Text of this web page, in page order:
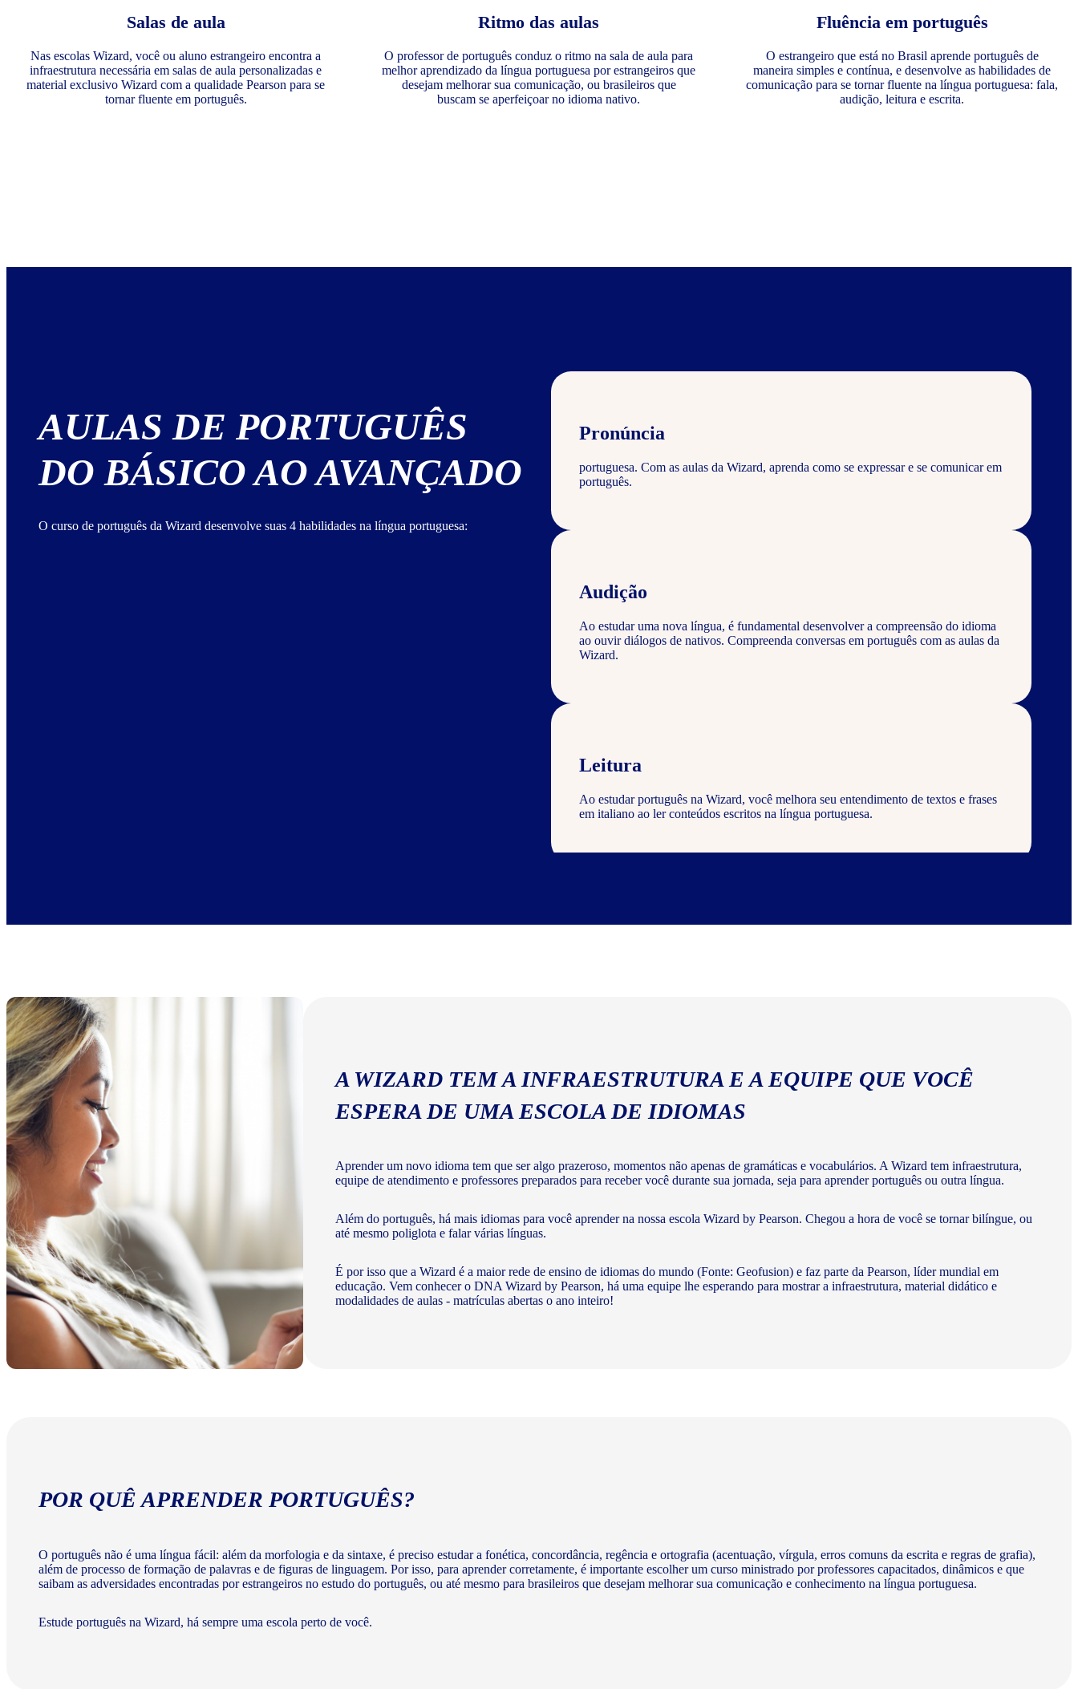
Salas de aula
Nas escolas Wizard, você ou aluno estrangeiro encontra a
infraestrutura necessária em salas de aula personalizadas e
material exclusivo Wizard com a qualidade Pearson para se
tornar fluente em português.
Ritmo das aulas
O professor de português conduz o ritmo na sala de aula para
melhor aprendizado da língua portuguesa por estrangeiros que
desejam melhorar sua comunicação, ou brasileiros que
buscam se aperfeiçoar no idioma nativo.
Fluência em português
O estrangeiro que está no Brasil aprende português de
maneira simples e contínua, e desenvolve as habilidades de
comunicação para se tornar fluente na língua portuguesa: fala,
audição, leitura e escrita.
AULAS DE PORTUGUÊS
DO BÁSICO AO AVANÇADO
O curso de português da Wizard desenvolve suas 4 habilidades na língua portuguesa:
Pronúncia
portuguesa. Com as aulas da Wizard, aprenda como se expressar e se comunicar em
português.
Audição
Ao estudar uma nova língua, é fundamental desenvolver a compreensão do idioma
ao ouvir diálogos de nativos. Compreenda conversas em português com as aulas da
Wizard.
Leitura
Ao estudar português na Wizard, você melhora seu entendimento de textos e frases
em italiano ao ler conteúdos escritos na língua portuguesa.
Escrita
A WIZARD TEM A INFRAESTRUTURA E A EQUIPE QUE VOCÊ
ESPERA DE UMA ESCOLA DE IDIOMAS
Aprender um novo idioma tem que ser algo prazeroso, momentos não apenas de gramáticas e vocabulários. A Wizard tem infraestrutura,
equipe de atendimento e professores preparados para receber você durante sua jornada, seja para aprender português ou outra língua.
Além do português, há mais idiomas para você aprender na nossa escola Wizard by Pearson. Chegou a hora de você se tornar bilíngue, ou
até mesmo poliglota e falar várias línguas.
É por isso que a Wizard é a maior rede de ensino de idiomas do mundo (Fonte: Geofusion) e faz parte da Pearson, líder mundial em
educação. Vem conhecer o DNA Wizard by Pearson, há uma equipe lhe esperando para mostrar a infraestrutura, material didático e
modalidades de aulas - matrículas abertas o ano inteiro!
POR QUÊ APRENDER PORTUGUÊS?
O português não é uma língua fácil: além da morfologia e da sintaxe, é preciso estudar a fonética, concordância, regência e ortografia (acentuação, vírgula, erros comuns da escrita e regras de grafia),
além de processo de formação de palavras e de figuras de linguagem. Por isso, para aprender corretamente, é importante escolher um curso ministrado por professores capacitados, dinâmicos e que
saibam as adversidades encontradas por estrangeiros no estudo do português, ou até mesmo para brasileiros que desejam melhorar sua comunicação e conhecimento na língua portuguesa.
Estude português na Wizard, há sempre uma escola perto de você.